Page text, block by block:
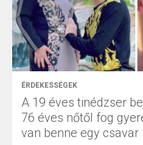
ÉRDEKESSÉGEK
A 19 éves tinédzser
76 éves nőtől fog
van benne egy csavar